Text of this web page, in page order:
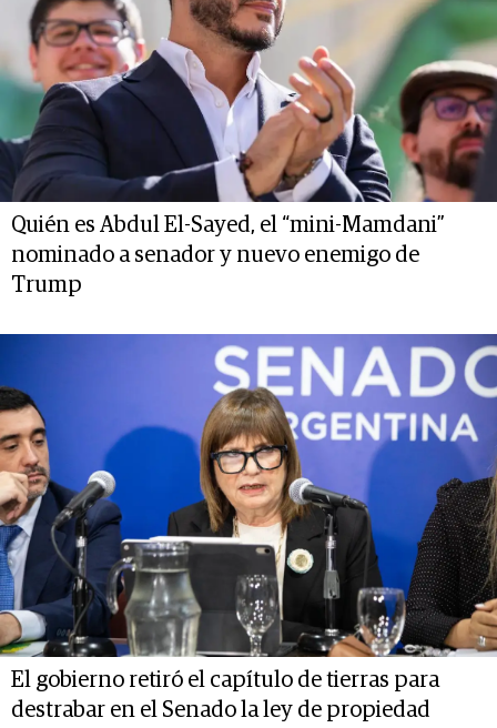
Quién es Abdul El-Sayed, el “mini-Mamdani”
nominado a senador y nuevo enemigo de
Trump
El gobierno retiró el capítulo de tierras para
destrabar en el Senado la ley de propiedad